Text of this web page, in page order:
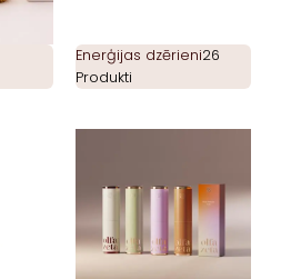
Enerģijas dzērieni26
Produkti